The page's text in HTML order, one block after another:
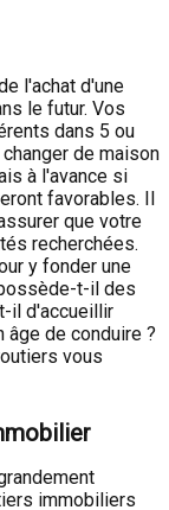
l'achat d'une
le futur. Vos
dans 5 ou
de maison
à l'avance si
favorables. Il
que votre
recherchées.
y fonder une
t-il des
il d'accueillir
de conduire ?
vous
immobiliers